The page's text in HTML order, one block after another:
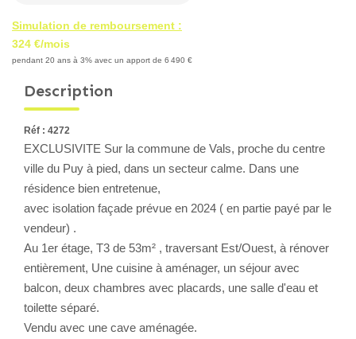
Newsletters
Nous Rejoindre
Simulation de remboursement :
324 €/mois
pendant 20 ans à 3% avec un apport de 6 490 €
Description
Réf : 4272
EXCLUSIVITE Sur la commune de Vals, proche du centre
ville du Puy à pied, dans un secteur calme. Dans une
résidence bien entretenue,
avec isolation façade prévue en 2024 ( en partie payé par le
vendeur) .
Au 1er étage, T3 de 53m² , traversant Est/Ouest, à rénover
entièrement, Une cuisine à aménager, un séjour avec
balcon, deux chambres avec placards, une salle d'eau et
toilette séparé.
Vendu avec une cave aménagée.